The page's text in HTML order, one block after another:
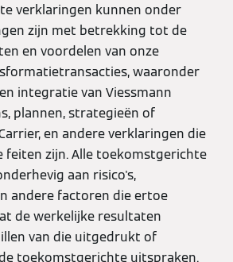
verklaringen kunnen onder
zijn met betrekking tot de
en voordelen van onze
waaronder
integratie van Viessmann
plannen, strategieën of
en andere verklaringen die
feiten zijn. Alle toekomstgerichte
aan risico's,
andere factoren die ertoe
de werkelijke resultaten
van die uitgedrukt of
toekomstgerichte uitspraken.